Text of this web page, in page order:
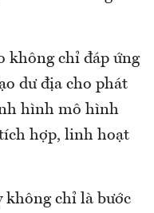
không chỉ đáp ứng
dư địa cho phát
hình mô hình
hợp, linh hoạt
không chỉ là bước